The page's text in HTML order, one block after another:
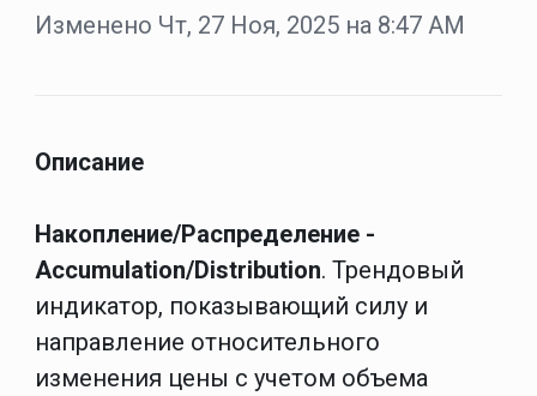
Изменено Чт, 27 Ноя, 2025 на 8:47 AM
Описание
Накопление/Распределение -
Accumulation/Distribution. Трендовый
индикатор, показывающий силу и
направление относительного
изменения цены с учетом объема